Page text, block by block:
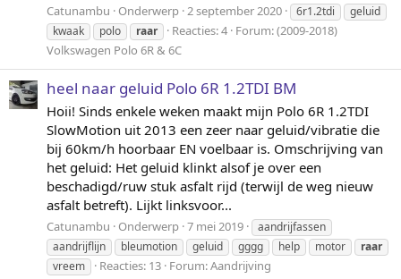
Catunambu Onderwerp 2 september 2020 6r1.2tdi
geluid
kwaak
polo raar Reacties: 4 Forum:(2009-2018)
Volkswagen Polo 6R & 6C
heel naar geluid Polo 6R 1.2TDI BM
Hoii! Sinds enkele weken maakt mijn Polo 6R 1.2TDI
SlowMotion uit 2013 een zeer naar geluid/vibratie die
bij 60km/h hoorbaar EN voelbaar is. Omschrijving van
het geluid: Het geluid klinkt alsof je over een
beschadigd/ruw stuk asfalt rijd (terwijl de weg nieuw
asfalt betreft). Lijkt linksvoor...
Catunambu Onderwerp 7 mei 2019
aandrijfassen
aandrijflijn
bleumotion geluid gggg help motor
raar
vreem
Reacties: 13 Forum:Aandrijving